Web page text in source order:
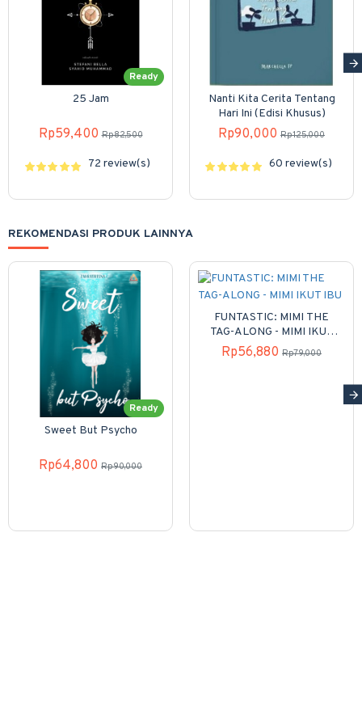
Ready
25 Jam
Rp59,400 Rp82,500
72 review(s)
Nanti Kita Cerita Tentang
Hari Ini (Edisi Khusus)
Rp90,000 Rp125,000
60 review(s)
REKOMENDASI PRODUK LAINNYA
Ready
Sweet But Psycho
Rp64,800 Rp90,000
FUNTASTIC: MIMI THE
TAG-ALONG - MIMI IKUT
IBU
Rp56,880 Rp79,000